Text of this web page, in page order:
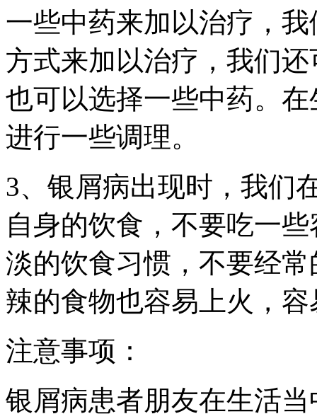
一些中药来加以治疗，
方式来加以治疗，我们
也可以选择一些中药。
进行一些调理。
3、银屑病出现时，我们
自身的饮食，不要吃一
淡的饮食习惯，不要经
辣的食物也容易上火，
注意事项：
银屑病患者朋友在生活